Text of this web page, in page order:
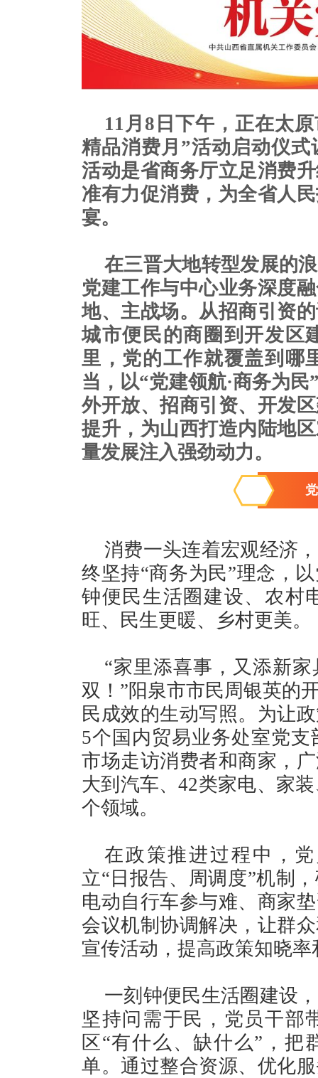
11月8日下午，正在太
精品消费月”活动启动仪
活动是省商务厅立足消费
准有力促消费，为全省人
宴。
在三晋大地转型发展的
党建工作与中心业务深度
地、主战场。从招商引资
城市便民的商圈到开发区
里，党的工作就覆盖到哪
当，以“党建领航·商务为
外开放、招商引资、开发
提升，为山西打造内陆地
量发展注入强劲动力。
消费一头连着宏观经济
终坚持“商务为民”理念，
钟便民生活圈建设、农村
旺、民生更暖、乡村更美。
“家里添喜事，又添新
双！”阳泉市市民周银英的
民成效的生动写照。为让
5个国内贸易业务处室党
市场走访消费者和商家，
大到汽车、42类家电、家
个领域。
在政策推进过程中，
立“日报告、周调度”机制
电动自行车参与难、商家
会议机制协调解决，让群
宣传活动，提高政策知晓率
一刻钟便民生活圈建设
坚持问需于民，党员干部
区“有什么、缺什么”，把
单。通过整合资源、优化